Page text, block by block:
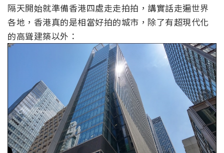
隔天開始就準備香港四處走走拍拍，講實話走遍世界
各地，香港真的是相當好拍的城市，除了有超現代化
的高聳建築以外：